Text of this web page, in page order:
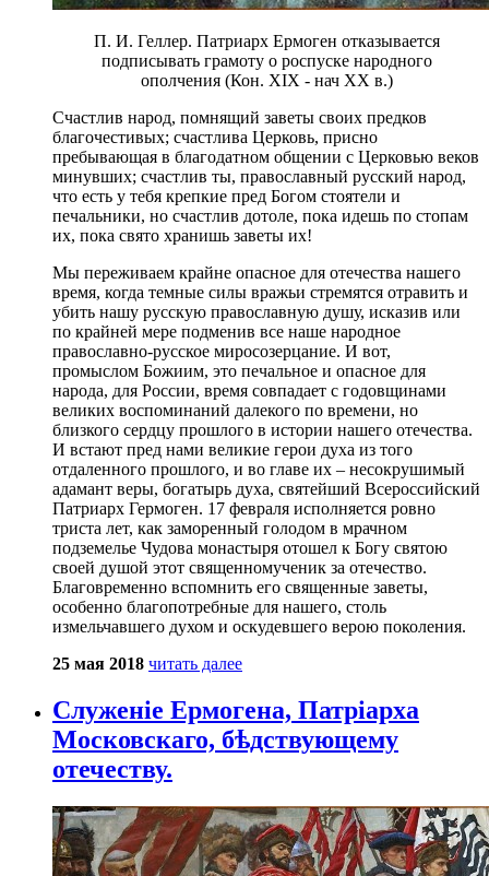
П. И. Геллер. Патриарх Ермоген отказывается
подписывать грамоту о роспуске народного
ополчения (Кон. XIX - нач ХХ в.)
Счастлив народ, помнящий заветы своих предков
благочестивых; счастлива Церковь, присно
пребывающая в благодатном общении с Церковью веков
минувших; счастлив ты, православный русский народ,
что есть у тебя крепкие пред Богом стоятели и
печальники, но счастлив дотоле, пока идешь по стопам
их, пока свято хранишь заветы их!
Мы переживаем крайне опасное для отечества нашего
время, когда темные силы вражьи стремятся отравить и
убить нашу русскую православную душу, исказив или
по крайней мере подменив все наше народное
православно-русское миросозерцание. И вот,
промыслом Божиим, это печальное и опасное для
народа, для России, время совпадает с годовщинами
великих воспоминаний далекого по времени, но
близкого сердцу прошлого в истории нашего отечества.
И встают пред нами великие герои духа из того
отдаленного прошлого, и во главе их – несокрушимый
адамант веры, богатырь духа, святейший Всероссийский
Патриарх Гермоген. 17 февраля исполняется ровно
триста лет, как заморенный голодом в мрачном
подземелье Чудова монастыря отошел к Богу святою
своей душой этот священномученик за отечество.
Благовременно вспомнить его священные заветы,
особенно благопотребные для нашего, столь
измельчавшего духом и оскудевшего верою поколения.
25 мая 2018 читать далее
Служеніе Ермогена, Патріарха
Московскаго, бѣдствующему
отечеству.